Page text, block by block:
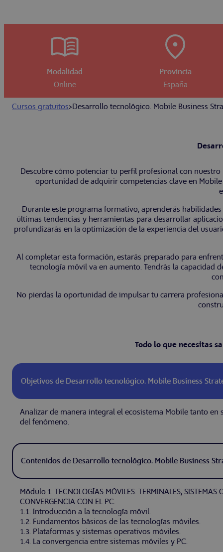
Modalidad
Online
Provincia
España
Cursos gratuitos>Desarrollo tecnológico. Mobile Business
Descubre cómo potenciar tu perfil profesional con
oportunidad de adquirir competencias clave en
Durante este programa formativo, aprenderás
últimas tendencias y herramientas para desarrollar
profundizarás en la optimización de la experiencia del
Al completar esta formación, estarás preparado para
tecnología móvil va en aumento. Tendrás la capacidad
No pierdas la oportunidad de impulsar tu carrera
Todo lo que necesitas
Objetivos de Desarrollo tecnológico. Mobile Business
Analizar de manera integral el ecosistema Mobile tanto
del fenómeno.
Contenidos de Desarrollo tecnológico. Mobile Business
Módulo 1: TECNOLOGÍAS MÓVILES. TERMINALES, SISTEMAS
CONVERGENCIA CON EL PC.
1.1. Introducción a la tecnología móvil.
1.2. Fundamentos básicos de las tecnologías móviles.
1.3. Plataformas y sistemas operativos móviles.
1.4. La convergencia entre sistemas móviles y PC.